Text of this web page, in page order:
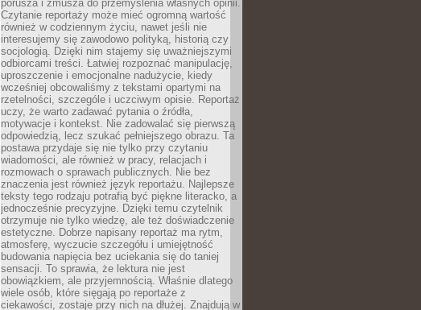
porusza i zmusza do przemyślenia własnych opinii.
Czytanie reportaży może mieć ogromną wartość
również w codziennym życiu, nawet jeśli nie
interesujemy się zawodowo polityką, historią czy
socjologią. Dzięki nim stajemy się uważniejszymi
odbiorcami treści. Łatwiej rozpoznać manipulację,
uproszczenie i emocjonalne nadużycie, kiedy
wcześniej obcowaliśmy z tekstami opartymi na
rzetelności, szczególe i uczciwym opisie. Reportaż
uczy, że warto zadawać pytania o źródła,
motywacje i kontekst. Nie zadowalać się pierwszą
odpowiedzią, lecz szukać pełniejszego obrazu. Ta
postawa przydaje się nie tylko przy czytaniu
wiadomości, ale również w pracy, relacjach i
rozmowach o sprawach publicznych. Nie bez
znaczenia jest również język reportażu. Najlepsze
teksty tego rodzaju potrafią być piękne literacko, a
jednocześnie precyzyjne. Dzięki temu czytelnik
otrzymuje nie tylko wiedzę, ale też doświadczenie
estetyczne. Dobrze napisany reportaż ma rytm,
atmosferę, wyczucie szczegółu i umiejętność
budowania napięcia bez uciekania się do taniej
sensacji. To sprawia, że lektura nie jest
obowiązkiem, ale przyjemnością. Właśnie dlatego
wiele osób, które sięgają po reportaże z
ciekawości, zostaje przy nich na dłużej. Znajdują w